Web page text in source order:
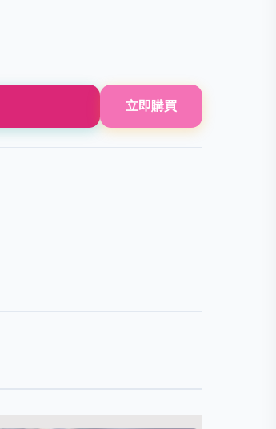
立即購買